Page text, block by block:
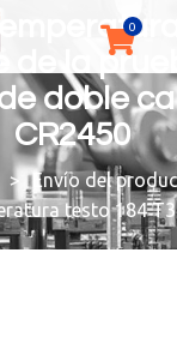
de la
doble
CR2450
Envío del
testo 184